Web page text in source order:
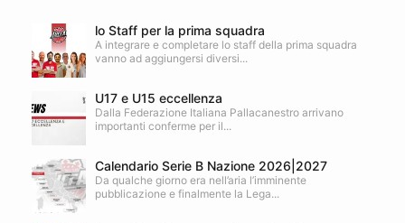
lo Staff per la prima squadra
A integrare e completare lo staff della prima squadra
vanno ad aggiungersi diversi...
U17 e U15 eccellenza
Dalla Federazione Italiana Pallacanestro arrivano
importanti conferme per il...
Calendario Serie B Nazione 2026|2027
Da qualche giorno era nell’aria l’imminente
pubblicazione e finalmente la Lega...